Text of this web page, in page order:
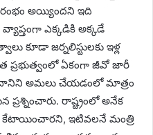
అయ్యిందని ఇది
ఎక్కడికి అక్కడే
కూడా జర్నలిస్టులకు ఇళ్ల
ప్రభుత్వంలో ఏకంగా జీవో జారీ
అమలు చేయడంలో మాత్రం
ప్రశ్నించారు. రాష్ట్రంలో అనేక
కేటాయించారని, ఇటివలనే మంత్రి